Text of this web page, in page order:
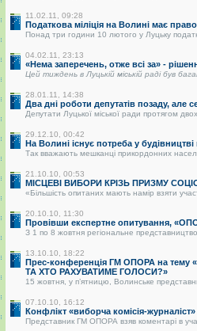
11.02.11, 09:28
Податкова міліція на Волині має
Понад три години 10 лютого у Луцьку
04.02.11, 23:13
«Нема заперечень, отже всі за» -
Цей тиждень в Луцькій міській раді був
28.01.11, 14:38
Два дні роботи депутатів позаду, але
Депутати Луцької міської ради протягом
29.12.10, 00:42
На Волині існує потреба у
Так вважають мешканці прикордонних
21.10.10, 00:53
МІСЦЕВІ ВИБОРИ КРІЗЬ ПРИЗМУ
«Більшість опитаних мають намір взяти
20.10.10, 11:30
Провівши експертне опитування,
З 1 по 8 жовтня регіональне
13.10.10, 18:22
Прес-конференція ГМ ОПОРА на
ТА ХТО РАХУВАТИМЕ ГОЛОСИ?»
15 жовтня, у п’ятницю, Волинське
07.10.10, 16:12
Конфлікт «виборча комісія-
Представник ГМ ОПОРА взяв коментарі в